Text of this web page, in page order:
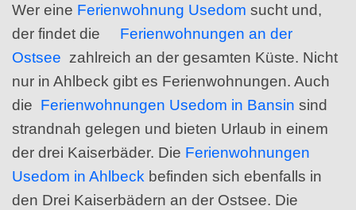
Wer eine Ferienwohnung Usedom sucht und,
der findet die
Ferienwohnungen an der
Ostsee zahlreich an der gesamten Küste. Nicht
nur in Ahlbeck gibt es Ferienwohnungen. Auch
die Ferienwohnungen Usedom in Bansin sind
strandnah gelegen und bieten Urlaub in einem
der drei Kaiserbäder. Die Ferienwohnungen
Usedom in Ahlbeck befinden sich ebenfalls in
den Drei Kaiserbädern an der Ostsee. Die